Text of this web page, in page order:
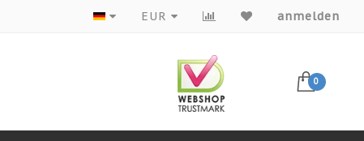
Produkte von Top-Marken
EUR anmelden
0